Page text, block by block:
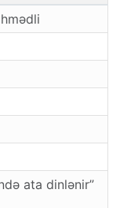
ata dinlənir”